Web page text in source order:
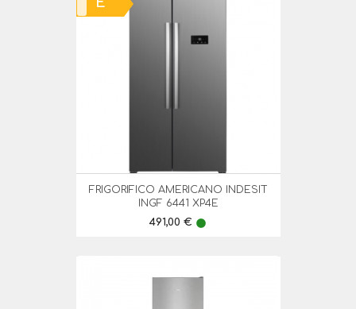
FRIGORIFICO AMERICANO INDESIT
INGF 6441 XP4E
Preço
491,00 € lens